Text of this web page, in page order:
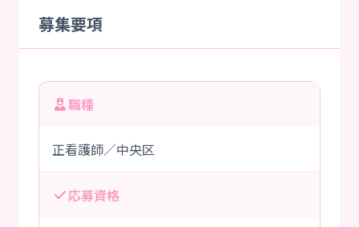
募集要項
職種
正看護師／中央区
応募資格